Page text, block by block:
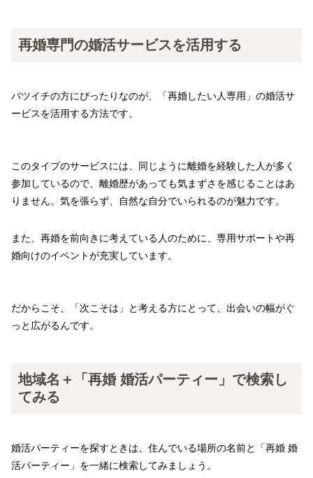
再婚専門の婚活サービスを活用する
バツイチの方にぴったりなのが、「再婚したい人専用」の婚活サ
ービスを活用する方法です。
このタイプのサービスには、同じように離婚を経験した人が多く
参加しているので、離婚歴があっても気まずさを感じることはあ
りません。気を張らず、自然な自分でいられるのが魅力です。
また、再婚を前向きに考えている人のために、専用サポートや再
婚向けのイベントが充実しています。
だからこそ、「次こそは」と考える方にとって、出会いの幅がぐ
っと広がるんです。
地域名＋「再婚 婚活パーティー」で検索し
てみる
婚活パーティーを探すときは、住んでいる場所の名前と「再婚 婚
活パーティー」を一緒に検索してみましょう。